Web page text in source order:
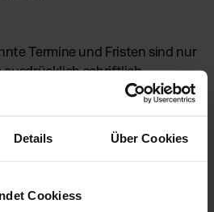
Details Über Cookies
Cookiess
Termine und Fristen sind nur
ausdrücklich schriftlich
dem Zeitpunkt des